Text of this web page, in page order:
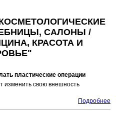
САЛОНЫ /
КРАСОТА И
пластические операции
изменить свою внешность
Подробнее